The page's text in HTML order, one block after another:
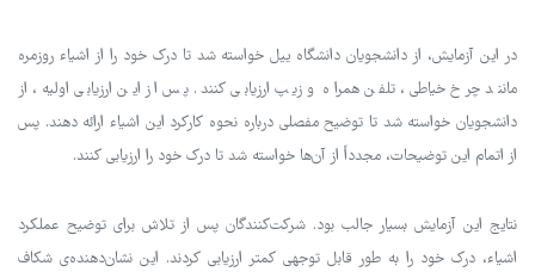
در این آزمایش، از دانشجویان دانشگاه ییل خواسته شد تا درک خود را از اشیاء روزمره
مانند چرخ خیاطی، تلفن همراه و زیپ ارزیابی کنند. پس از این ارزیابی اولیه، از
دانشجویان خواسته شد تا توضیح مفصلی درباره نحوه کارکرد این اشیاء ارائه دهند. پس
از اتمام این توضیحات، مجدداً از آن‌ها خواسته شد تا درک خود را ارزیابی کنند.
نتایج این آزمایش بسیار جالب بود. شرکت‌کنندگان پس از تلاش برای توضیح عملکرد
اشیاء، درک خود را به طور قابل توجهی کمتر ارزیابی کردند. این نشان‌دهنده‌ی شکاف